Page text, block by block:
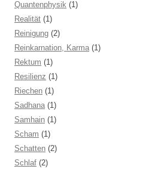
Quantenphysik (1)
Realität (1)
Reinigung (2)
Reinkarnation, Karma (1)
Rektum (1)
Resilienz (1)
Riechen (1)
Sadhana (1)
Samhain (1)
Scham (1)
Schatten (2)
Schlaf (2)